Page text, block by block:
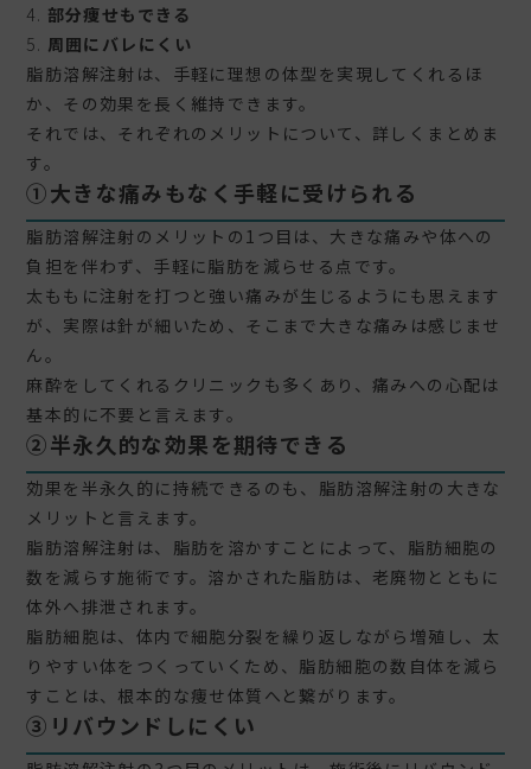
部分痩せもできる
周囲にバレにくい
脂肪溶解注射は、手軽に理想の体型を実現してくれるほ
か、その効果を長く維持できます。
それでは、それぞれのメリットについて、詳しくまとめま
す。
①大きな痛みもなく手軽に受けられる
脂肪溶解注射のメリットの1つ目は、大きな痛みや体への
負担を伴わず、手軽に脂肪を減らせる点です。
太ももに注射を打つと強い痛みが生じるようにも思えます
が、実際は針が細いため、そこまで大きな痛みは感じませ
ん。
麻酔をしてくれるクリニックも多くあり、痛みへの心配は
基本的に不要と言えます。
②半永久的な効果を期待できる
効果を半永久的に持続できるのも、脂肪溶解注射の大きな
メリットと言えます。
脂肪溶解注射は、脂肪を溶かすことによって、脂肪細胞の
数を減らす施術です。溶かされた脂肪は、老廃物とともに
体外へ排泄されます。
脂肪細胞は、体内で細胞分裂を繰り返しながら増殖し、太
りやすい体をつくっていくため、脂肪細胞の数自体を減ら
すことは、根本的な痩せ体質へと繋がります。
③リバウンドしにくい